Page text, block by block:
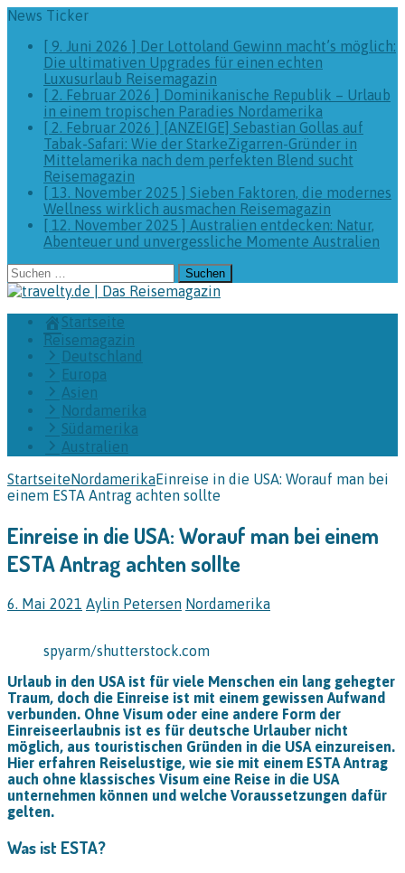
News Ticker
[ 9. Juni 2026 ] Der Lottoland Gewinn macht’s möglich:
Die ultimativen Upgrades für einen echten
Luxusurlaub Reisemagazin
[ 2. Februar 2026 ] Dominikanische Republik – Urlaub
in einem tropischen Paradies Nordamerika
[ 2. Februar 2026 ] [ANZEIGE] Sebastian Gollas auf
Tabak-Safari: Wie der StarkeZigarren-Gründer in
Mittelamerika nach dem perfekten Blend sucht
Reisemagazin
[ 13. November 2025 ] Sieben Faktoren, die modernes
Wellness wirklich ausmachen Reisemagazin
[ 12. November 2025 ] Australien entdecken: Natur,
Abenteuer und unvergessliche Momente Australien
Suchen
nach:
Startseite
Reisemagazin
Deutschland
Europa
Asien
Nordamerika
Südamerika
Australien
StartseiteNordamerikaEinreise in die USA: Worauf man bei
einem ESTA Antrag achten sollte
Einreise in die USA: Worauf man bei einem
ESTA Antrag achten sollte
6. Mai 2021 Aylin Petersen Nordamerika
spyarm/shutterstock.com
Urlaub in den USA ist für viele Menschen ein lang gehegter
Traum, doch die Einreise ist mit einem gewissen Aufwand
verbunden. Ohne Visum oder eine andere Form der
Einreiseerlaubnis ist es für deutsche Urlauber nicht
möglich, aus touristischen Gründen in die USA einzureisen.
Hier erfahren Reiselustige, wie sie mit einem ESTA Antrag
auch ohne klassisches Visum eine Reise in die USA
unternehmen können und welche Voraussetzungen dafür
gelten.
Was ist ESTA?